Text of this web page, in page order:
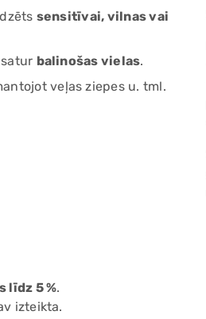
sensitīvai, vilnas vai
balinošas vielas.
veļas ziepes u. tml.
līdz 5 %.
izteikta.